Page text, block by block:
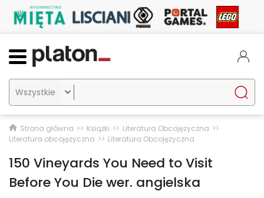

Strona główna Książki
Literatura Obcojęzyczna
Literatura obcojęzyczna
Literatura Obcojęzyczna
150 Vineyards You Need to Visit
Before You Die wer. angielska